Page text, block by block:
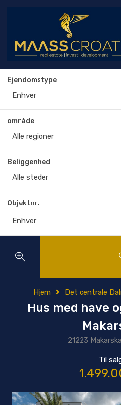
Ejendomstype
Enhver
område
Alle regioner
Beliggenhed
Alle steder
Objektnr.
Hjem Det centrale
Hus med have
21223
Til